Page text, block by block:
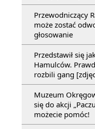
Przewodniczący
może zostać
głosowanie
Przedstawił się
Hamulców.
rozbili gang
Muzeum
się do akcji
możecie pomóc!